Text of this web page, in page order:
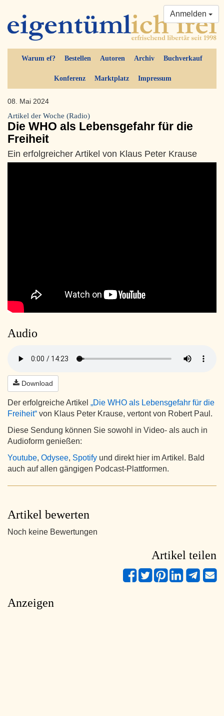
Warum ef? Bestellen Autoren Archiv Buchverkauf
Konferenz Marktplatz Impressum
Anmelden
08. Mai 2024
Artikel der Woche (Radio)
Die WHO als Lebensgefahr für die
Freiheit
Ein erfolgreicher Artikel von Klaus Peter Krause
Audio
Download
Der erfolgreiche Artikel „Die WHO als Lebensgefahr für die
Freiheit“ von Klaus Peter Krause, vertont von Robert Paul.
Diese Sendung können Sie sowohl in Video- als auch in
Audioform genießen:
Youtube, Odysee, Spotify und direkt hier im Artikel. Bald
auch auf allen gängigen Podcast-Plattformen.
Artikel bewerten
Noch keine Bewertungen
Artikel teilen
Anzeigen